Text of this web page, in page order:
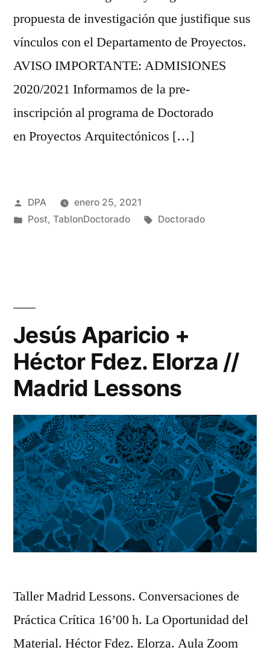
propuesta de investigación que justifique sus
vínculos con el Departamento de Proyectos.
AVISO IMPORTANTE: ADMISIONES
2020/2021 Informamos de la pre-
inscripción al programa de Doctorado
en Proyectos Arquitectónicos […]
Publicado
por
DPA
enero 25, 2021
Publicado
Post, TablonDoctorado Etiquetas:
Doctorado
Jesús Aparicio +
Héctor Fdez. Elorza //
Madrid Lessons
Taller Madrid Lessons. Conversaciones de
Práctica Crítica 16’00 h. La Oportunidad del
Material. Héctor Fdez. Elorza. Aula Zoom